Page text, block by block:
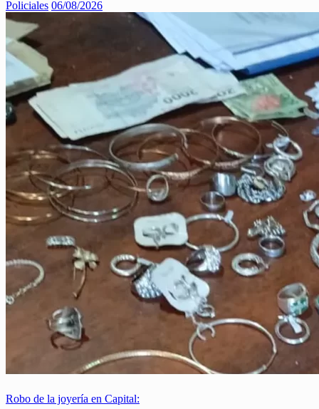
Policiales 06/08/2026
Robo de la joyería en Capital: